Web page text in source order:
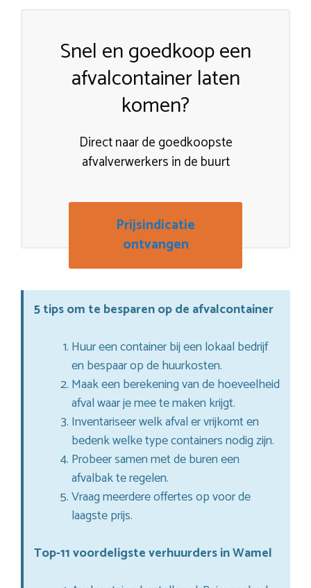
Snel en goedkoop een
afvalcontainer laten
komen?
Direct naar de goedkoopste
afvalverwerkers in de buurt
Prijsindicatie
ontvangen
5 tips om te besparen op de afvalcontainer
Huur een container bij een lokaal bedrijf
en bespaar op de huurkosten.
Maak een berekening van de hoeveelheid
afval waar je mee te maken krijgt.
Inventariseer welk afval er vrijkomt en
bedenk welke type containers nodig zijn.
Probeer samen met de buren een
afvalbak te regelen.
Vraag meerdere offertes op voor de
laagste prijs.
Top-11 voordeligste verhuurders in Wamel